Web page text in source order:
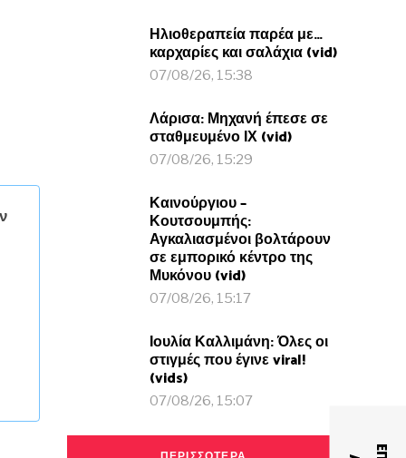
Ηλιοθεραπεία παρέα με…
καρχαρίες και σαλάχια (vid)
07/08/26, 15:38
Λάρισα: Μηχανή έπεσε σε
σταθμευμένο ΙΧ (vid)
07/08/26, 15:29
Καινούργιου –
Κουτσουμπής:
Αγκαλιασμένοι βολτάρουν
σε εμπορικό κέντρο της
Μυκόνου (vid)
07/08/26, 15:17
Ιουλία Καλλιμάνη: Όλες οι
στιγμές που έγινε viral!
(vids)
07/08/26, 15:07